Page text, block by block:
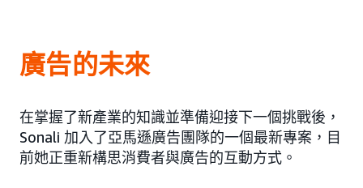
廣告的未來
在掌握了新產業的知識並準備迎接下一個挑戰後，
Sonali 加入了亞馬遜廣告團隊的一個最新專案，目
前她正重新構思消費者與廣告的互動方式。